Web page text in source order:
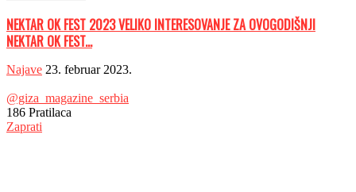
NEKTAR OK FEST 2023 VELIKO INTERESOVANJE ZA OVOGODIŠNJI
NEKTAR OK FEST...
Najave 23. februar 2023.
@giza_magazine_serbia
186 Pratilaca
Zaprati